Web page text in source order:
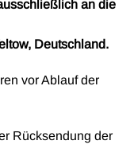
an die
Deutschland.
vor Ablauf der
Rücksendung der